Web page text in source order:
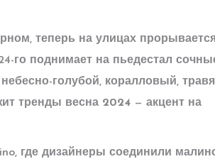
теперь на улицах
го поднимает на пьедестал
голубой, коралловый,
тренды весна 2024 — акцент на
где дизайнеры соединили